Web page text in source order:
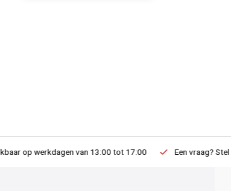
13:00 tot 17:00 Een vraag? Stel hem via een